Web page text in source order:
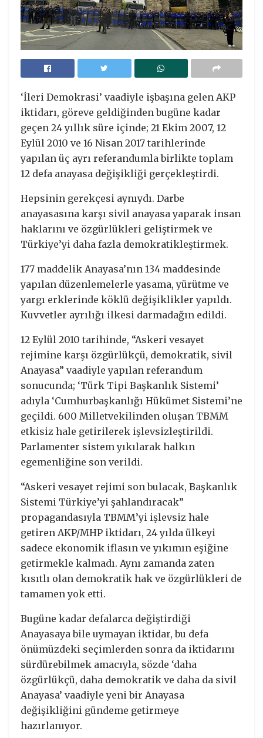
‘İleri Demokrasi’ vaadiyle işbaşına gelen AKP
iktidarı, göreve geldiğinden bugüne kadar
geçen 24 yıllık süre içinde; 21 Ekim 2007, 12
Eylül 2010 ve 16 Nisan 2017 tarihlerinde
yapılan üç ayrı referandumla birlikte toplam
12 defa anayasa değişikliği gerçekleştirdi.
Hepsinin gerekçesi aynıydı. Darbe
anayasasına karşı sivil anayasa yaparak insan
haklarını ve özgürlükleri geliştirmek ve
Türkiye’yi daha fazla demokratikleştirmek.
177 maddelik Anayasa’nın 134 maddesinde
yapılan düzenlemelerle yasama, yürütme ve
yargı erklerinde köklü değişiklikler yapıldı.
Kuvvetler ayrılığı ilkesi darmadağın edildi.
12 Eylül 2010 tarihinde, “Askeri vesayet
rejimine karşı özgürlükçü, demokratik, sivil
Anayasa” vaadiyle yapılan referandum
sonucunda; ‘Türk Tipi Başkanlık Sistemi’
adıyla ‘Cumhurbaşkanlığı Hükümet Sistemi’ne
geçildi. 600 Milletvekilinden oluşan TBMM
etkisiz hale getirilerek işlevsizleştirildi.
Parlamenter sistem yıkılarak halkın
egemenliğine son verildi.
“Askeri vesayet rejimi son bulacak, Başkanlık
Sistemi Türkiye’yi şahlandıracak”
propagandasıyla TBMM’yi işlevsiz hale
getiren AKP/MHP iktidarı, 24 yılda ülkeyi
sadece ekonomik iflasın ve yıkımın eşiğine
getirmekle kalmadı. Aynı zamanda zaten
kısıtlı olan demokratik hak ve özgürlükleri de
tamamen yok etti.
Bugüne kadar defalarca değiştirdiği
Anayasaya bile uymayan iktidar, bu defa
önümüzdeki seçimlerden sonra da iktidarını
sürdürebilmek amacıyla, sözde ‘daha
özgürlükçü, daha demokratik ve daha da sivil
Anayasa’ vaadiyle yeni bir Anayasa
değişikliğini gündeme getirmeye
hazırlanıyor.